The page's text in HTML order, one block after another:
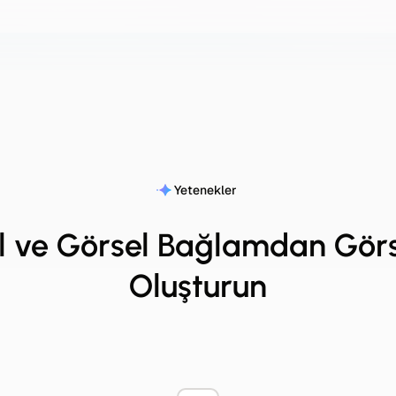
Yetenekler
ve Görsel Bağlamdan
Oluşturun